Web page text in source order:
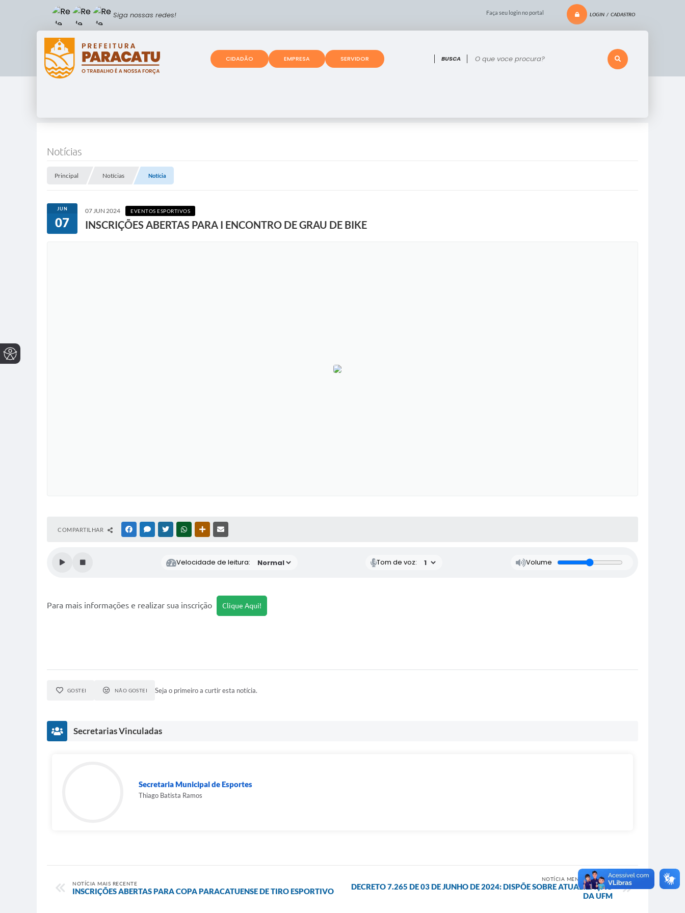
Faça seu login no portal LOGIN / CADASTRO
O que voce procura?
Siga nossas redes!
CIDADÃO EMPRESA SERVIDOR
Notícias
Principal Notícias Notícia
JUN
07
07 JUN 2024 EVENTOS ESPORTIVOS
INSCRIÇÕES ABERTAS PARA I ENCONTRO DE GRAU DE BIKE
COMPARTILHAR FACEBOOKMESSENGER
TWITTERWHATSAPPOUTRAS MÍDIAS
Velocidade de leitura: Tom de voz: Volume
Para mais informações e realizar sua inscrição Clique Aqui!
GOSTEI NÃO GOSTEI Seja o primeiro a curtir esta notícia.
Secretarias Vinculadas
Secretaria Municipal de Esportes
Thiago Batista Ramos
NOTÍCIA MAIS RECENTE
INSCRIÇÕES ABERTAS PARA COPA PARACATUENSE DE TIRO ESPORTIVO
NOTÍCIA MENOS RECENTE
DECRETO 7.265 DE 03 DE JUNHO DE 2024: DISPÕE SOBRE ATUALIZAÇÃO
DA UFM